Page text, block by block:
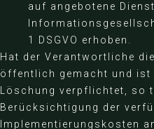
auf angebotene
1 DSGVO erhoben.
Hat der Verantwortliche
öffentlich gemacht und ist
Löschung verpflichtet, so
Berücksichtigung der
Implementierungskosten